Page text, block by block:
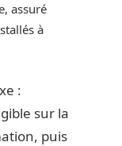
assuré
à
:
sur la
puis